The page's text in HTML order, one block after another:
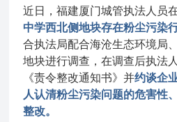
近日，福建厦门城管执法人员
中学西北侧地块存在粉尘污染
合执法局配合海沧生态环境局
地块进行调查，在调查后执法
《责令整改通知书》并约谈企
人认清粉尘污染问题的危害性
整改。